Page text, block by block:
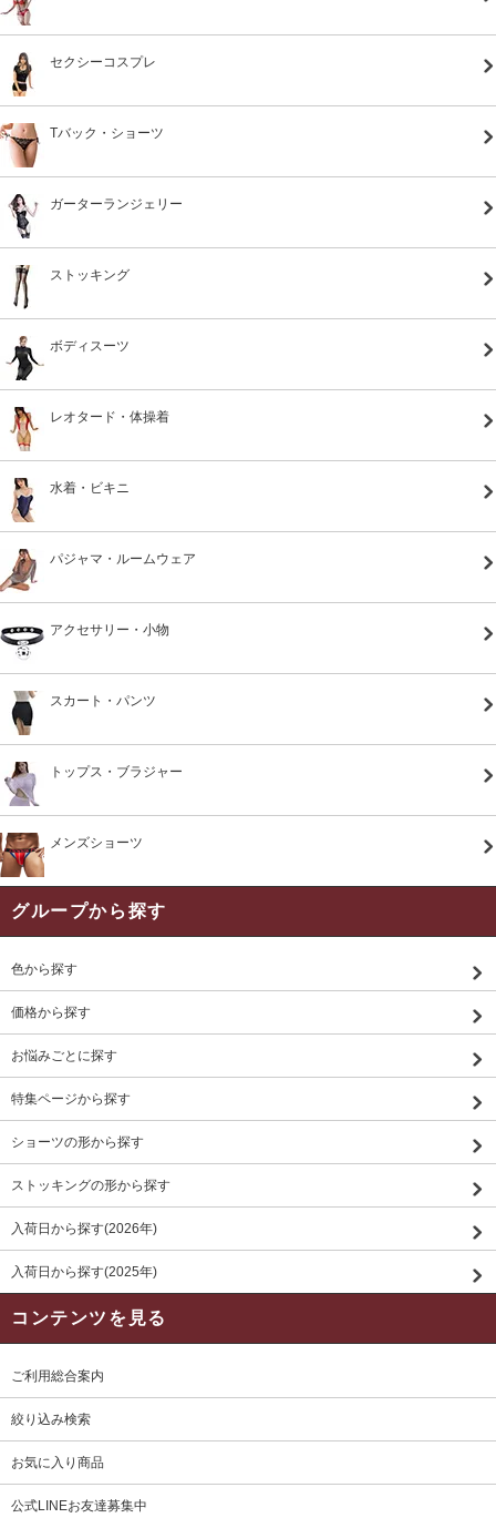
セクシーコスプレ
Tバック・ショーツ
ガーターランジェリー
ストッキング
ボディスーツ
レオタード・体操着
水着・ビキニ
パジャマ・ルームウェア
アクセサリー・小物
スカート・パンツ
トップス・ブラジャー
メンズショーツ
グループから探す
色から探す
価格から探す
お悩みごとに探す
特集ページから探す
ショーツの形から探す
ストッキングの形から探す
入荷日から探す(2026年)
入荷日から探す(2025年)
コンテンツを見る
ご利用総合案内
絞り込み検索
お気に入り商品
公式LINEお友達募集中